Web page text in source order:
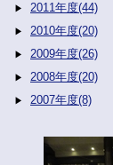
2011年度(44)
2010年度(20)
2009年度(26)
2008年度(20)
2007年度(8)